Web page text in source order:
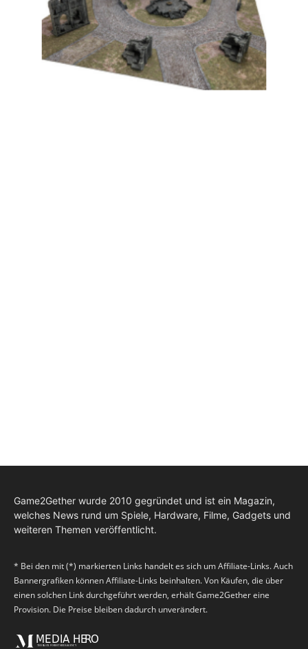
Game2Gether wurde 2010 gegründet und ist ein Magazin,
welches News rund um Spiele, Hardware, Filme, Gadgets und
weiteren Themen veröffentlicht.
* Bei den mit (*) markierten Links handelt es sich um Affiliate-Links. Auch
Bannergrafiken können Affiliate-Links beinhalten. Von Käufen, die über
einen solchen Link durchgeführt werden, erhält Game2Gether eine
Provision. Die Preise bleiben dadurch unverändert.